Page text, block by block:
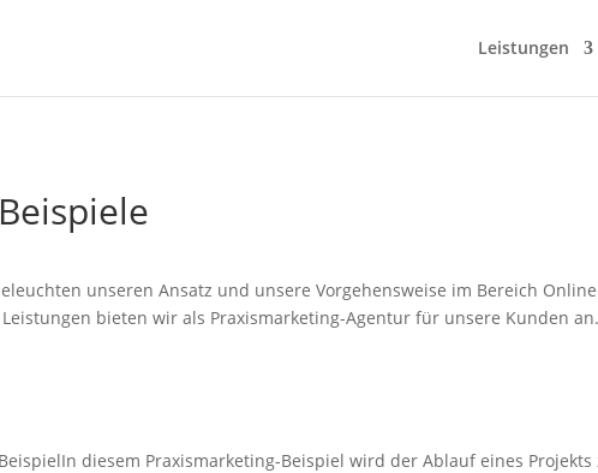
Leistungen
unseren Ansatz und unsere Vorgehensweise im Bereich
bieten wir als Praxismarketing-Agentur für unsere Kunden an.
diesem Praxismarketing-Beispiel wird der Ablauf eines